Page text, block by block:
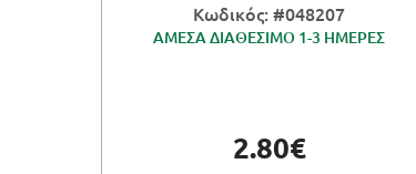
Κωδικός: #048207
ΑΜΕΣΑ ΔΙΑΘΕΣΙΜΟ 1-3 ΗΜΕΡΕΣ
2.80€